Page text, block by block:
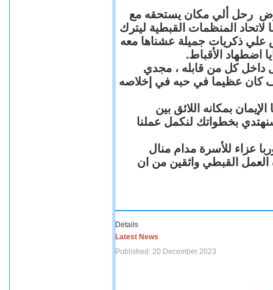
رحل ألي مكان يستحقه مع
المنظمات القبطية ليترك
علي ذكريات جميلة عشناها معه
اضطهاد الأقباط.
داخل كل من قابله ، مجدي
عظيما في حبه في إخلاصه
بمكانه اللائق بين
بخطواتك لنكمل عملنا
عزاء للأسرة مدام منال
العمل القبطي واثقين من ان
Details
Latest News
Published: 20 December 2023